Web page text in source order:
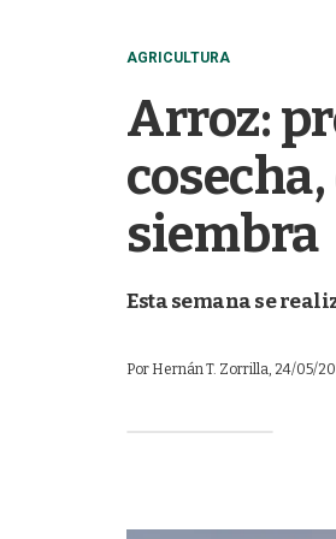
AGRICULTURA
Arroz:
siembra
Esta semana se
Por Hernán T. Zorrilla, 24/05/